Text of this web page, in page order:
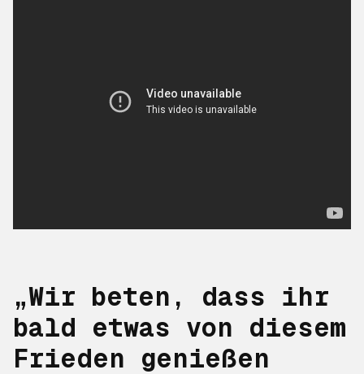
„Wir beten, dass ihr
bald etwas von diesem
Frieden genießen